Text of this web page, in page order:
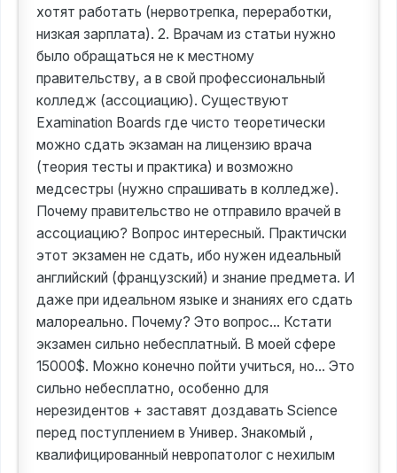
хотят работать (нервотрепка, переработки,
низкая зарплата). 2. Врачам из статьи нужно
было обращаться не к местному
правительству, а в свой профессиональный
колледж (ассоциацию). Существуют
Examination Boards где чисто теоретически
можно сдать экзаман на лицензию врача
(теория тесты и практика) и возможно
медсестры (нужно спрашивать в колледже).
Почему правительство не отправило врачей в
ассоциацию? Вопрос интересный. Практичски
этот экзамен не сдать, ибо нужен идеальный
английский (французский) и знание предмета. И
даже при идеальном языке и знаниях его сдать
малореально. Почему? Это вопрос... Кстати
экзамен сильно небесплатный. В моей сфере
15000$. Можно конечно пойти учиться, но... Это
сильно небесплатно, особенно для
нерезидентов + заставят доздавать Science
перед поступлением в Универ. Знакомый ,
квалифицированный невропатолог с нехилым